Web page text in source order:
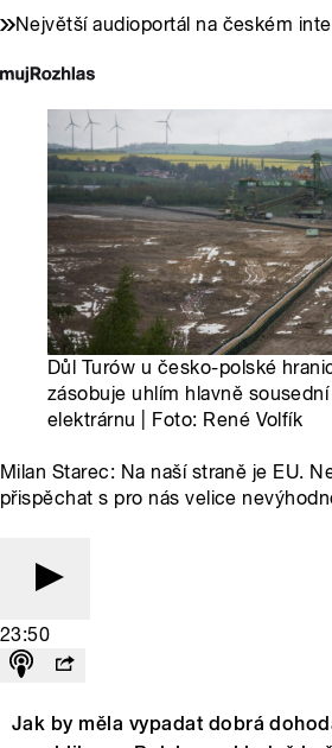
Největší audioportál na českém
Důl Turów u česko-polské
zásobuje uhlím hlavně sousední
elektrárnu | Foto: René Volfík
Milan Starec: Na naší straně je EU.
přispěchat s pro nás velice
23:50
Jak by měla vypadat dobrá